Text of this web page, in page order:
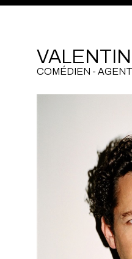
VALENTIN
COMÉDIEN -